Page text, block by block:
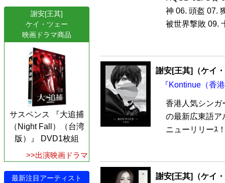
謝安[王其]
ケイ・ツェー
映画ドラマ商品
サスペンス 『大追捕
（Night Fall）（台湾
版）』 DVD1枚組
>>出演映画ドラマ
最新注目アーティスト
神 06. 頭盔 07.
被世界撃敗 09.
謝安[王其]（ケイ
『Kontinue（香
香港人気シン
の最新広東語ア
ニューリリーｽ
謝安[王其]（ケイ